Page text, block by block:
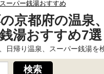
ーパー銭湯おすすめ
京都府の温泉
湯おすすめ7選
日帰り温泉、スーパー銭湯を